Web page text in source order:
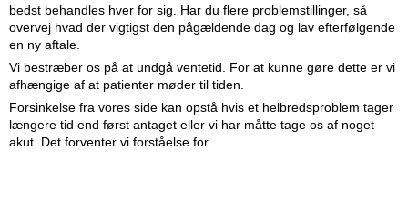
bedst behandles hver for sig. Har du flere problemstillinger, så
overvej hvad der vigtigst den pågældende dag og lav efterfølgende
en ny aftale.
Vi bestræber os på at undgå ventetid. For at kunne gøre dette er vi
afhængige af at patienter møder til tiden.
Forsinkelse fra vores side kan opstå hvis et helbredsproblem tager
længere tid end først antaget eller vi har måtte tage os af noget
akut. Det forventer vi forståelse for.